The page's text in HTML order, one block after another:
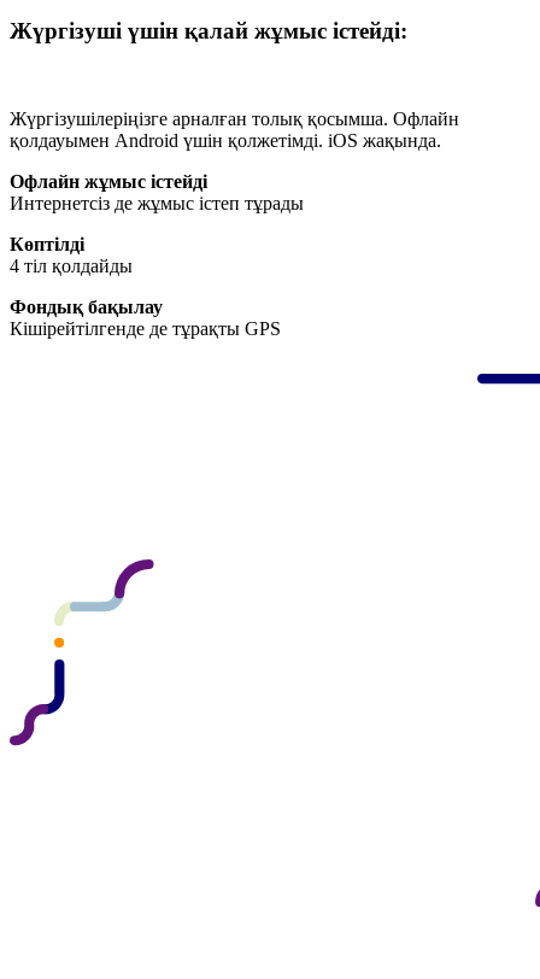
Жүргізуші үшін қалай жұмыс істейді:
Жүргізушілеріңізге арналған толық қосымша. Офлайн
қолдауымен Android үшін қолжетімді. iOS жақында.
Офлайн жұмыс істейді
Интернетсіз де жұмыс істеп тұрады
Көптілді
4 тіл қолдайды
Фондық бақылау
Кішірейтілгенде де тұрақты GPS